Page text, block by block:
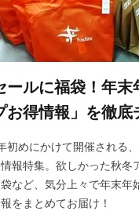
ールに福袋！年末
お得情報」を徹底
初めにかけて開催される
報特集。欲しかった秋冬
など、気分上々で年末年
をまとめてお届け！